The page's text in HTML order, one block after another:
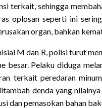
terkait, sehingga
oplosan seperti ini
organ, bahkan
M dan R, polisi turut
besar. Pelaku diduga
terkait peredaran
denda yang
dan pemasokan bahan